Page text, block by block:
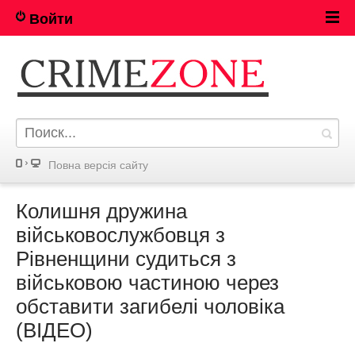
Войти
Повна версія сайту
Колишня дружина
військовослужбовця з
Рівненщини судиться з
військовою частиною через
обставити загибелі чоловіка
(ВІДЕО)